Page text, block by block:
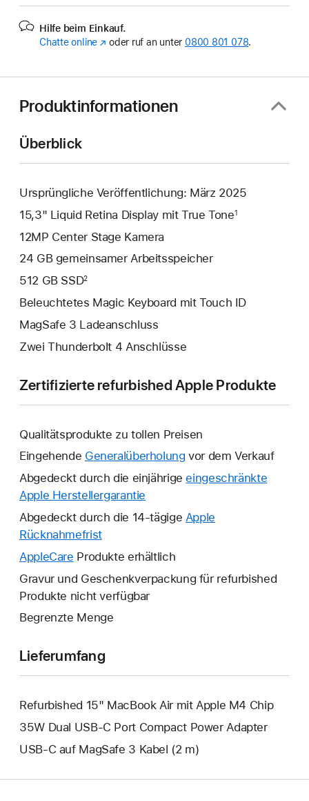
Hilfe beim Einkauf.
Chatte online (Öffnet
oder ruf an unter 0800 801 078.
Produktinformationen
Überblick
Ursprüngliche Veröffentlichung: März 2025
15,3" Liquid Retina Display mit True Tone1
12MP Center Stage Kamera
24 GB gemeinsamer Arbeitsspeicher
512 GB SSD2
Beleuchtetes Magic Keyboard mit Touch ID
MagSafe 3 Ladeanschluss
Zwei Thunderbolt 4 Anschlüsse
Zertifizierte refurbished Apple Produkte
Qualitätsprodukte zu tollen Preisen
Eingehende Generalüberholung vor dem Verkauf
Abgedeckt durch die einjährige eingeschränkte
Apple Herstellergarantie
neues
geöffnet.
Abgedeckt durch die 14-tägige Apple
RücknahmefristEin
neues
wird
geöffnet.
AppleCare Ein
neues
Fenster
geöffnet.
Produkte erhältlich
Gravur und Geschenkverpackung für refurbished
Produkte nicht verfügbar
Begrenzte Menge
Lieferumfang
Refurbished 15" MacBook Air mit Apple M4 Chip
35W Dual USB‑C Port Compact Power Adapter
USB‑C auf MagSafe 3 Kabel (2 m)